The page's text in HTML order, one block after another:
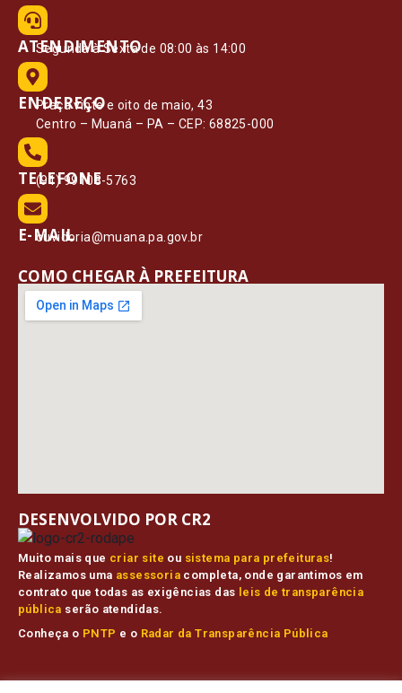
ATENDIMENTO
Segunda à Sexta de 08:00 às 14:00
ENDEREÇO
Praça vinte e oito de maio, 43
Centro – Muaná – PA – CEP: 68825-000
TELEFONE
(91) 99108-5763
E-MAIL
ouvidoria@muana.pa.gov.br
COMO CHEGAR À PREFEITURA
Muito mais que criar site ou sistema para prefeituras!
Realizamos uma assessoria completa, onde garantimos em
contrato que todas as exigências das leis de transparência
pública serão atendidas.
Conheça o PNTP e o Radar da Transparência Pública
DESENVOLVIDO POR CR2